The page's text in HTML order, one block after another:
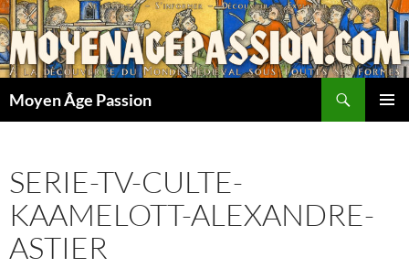
Aller
au
contenu
Moyen Âge Passion
SERIE-TV-CULTE-
KAAMELOTT-ALEXANDRE-
ASTIER